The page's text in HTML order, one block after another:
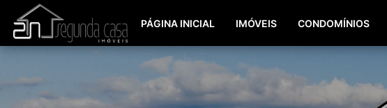
PÁGINA INICIAL IMÓVEIS CONDOMÍNIOS